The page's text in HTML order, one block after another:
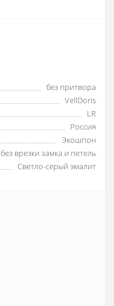
без притвора
VellDoris
LR
Россия
Экошпон
без врезки замка и петель
Светло-серый эмалит